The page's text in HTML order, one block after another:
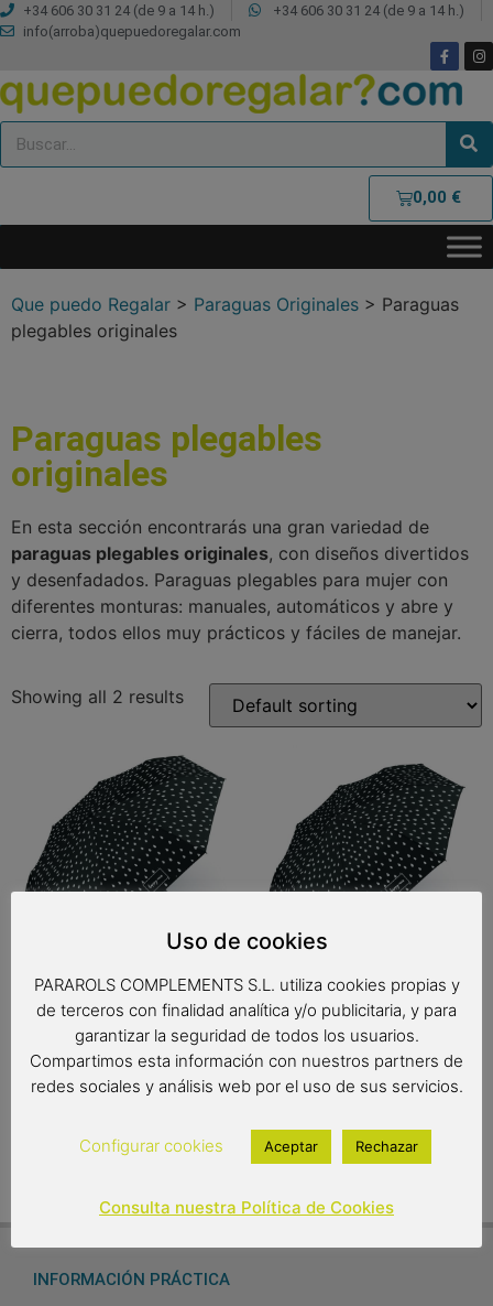
+34 606 30 31 24 (de 9 a 14 h.)
+34 606 30 31 24 (de 9 a 14 h.)
info(arroba)quepuedoregalar.com
0,00 €
Que puedo Regalar > Paraguas Originales > Paraguas
plegables originales
Paraguas plegables
originales
En esta sección encontrarás una gran variedad de
paraguas plegables originales, con diseños divertidos
y desenfadados. Paraguas plegables para mujer con
diferentes monturas: manuales, automáticos y abre y
cierra, todos ellos muy prácticos y fáciles de manejar.
Showing all 2 results
Paraguas Plegable Mini
Rainy Color Gotas (cuando
llueve, cambia de color)
20,95€ (IVA incluido)
Add to cart
Paraguas Plegable Rainy
Color Gotas (cuando
llueve, cambia de color)
22,95€ (IVA incluido)
Add to cart
INFORMACIÓN PRÁCTICA
Uso de cookies
PARAROLS COMPLEMENTS S.L. utiliza cookies propias y
de terceros con finalidad analítica y/o publicitaria, y para
garantizar la seguridad de todos los usuarios.
Compartimos esta información con nuestros partners de
redes sociales y análisis web por el uso de sus servicios.
Configurar cookies Aceptar Rechazar
Consulta nuestra Política de Cookies